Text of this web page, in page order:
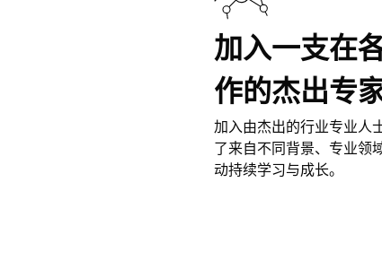
加入一支在
作的杰出专
加入由杰出的行业专业人
了来自不同背景、专业领
动持续学习与成长。